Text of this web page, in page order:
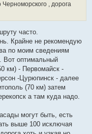
, дорога
часто.
Крайне не рекомендую
по моим сведениям
Вот оптимальный
км) - Первомайск -
-Цурюпинск - далее
(70 км) затем
а там куда надо.
могут быть, есть
выше 100 исключая